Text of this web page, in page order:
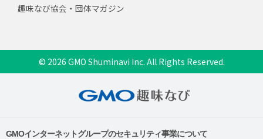
趣味なび協会・団体マガジン
© 2026 GMO Shuminavi Inc. All Rights Reserved.